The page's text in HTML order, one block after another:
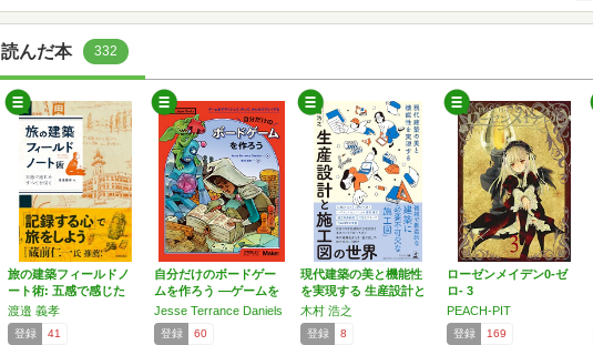
読んだ本 332
旅の建築フィールドノ
ート術: 五感で感じた
す…
渡邉 義孝
登録 41
自分だけのボードゲー
ムを作ろう ―ゲームを
デ…
Jesse Terrance Daniels
登録 60
現代建築の美と機能性
を実現する 生産設計と
施…
木村 浩之
登録 8
ローゼンメイデン0-ゼ
ロ- 3
PEACH-PIT
登録 169